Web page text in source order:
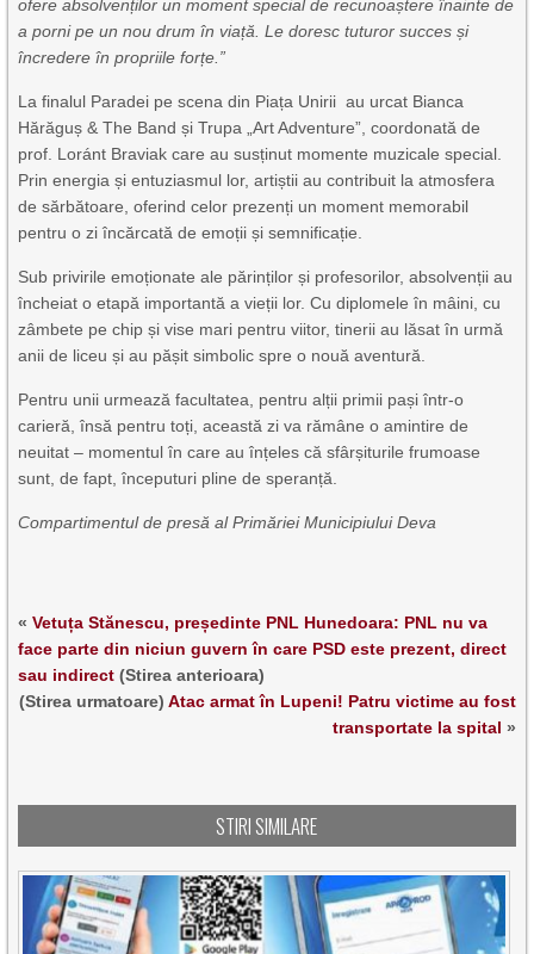
ofere absolvenților un moment special de recunoaștere înainte de
a porni pe un nou drum în viață. Le doresc tuturor succes și
încredere în propriile forțe.”
La finalul Paradei pe scena din Piața Unirii au urcat Bianca
Hărăguș & The Band și Trupa „Art Adventure”, coordonată de
prof. Loránt Braviak care au susținut momente muzicale special.
Prin energia și entuziasmul lor, artiștii au contribuit la atmosfera
de sărbătoare, oferind celor prezenți un moment memorabil
pentru o zi încărcată de emoții și semnificație.
Sub privirile emoționate ale părinților și profesorilor, absolvenții au
încheiat o etapă importantă a vieții lor. Cu diplomele în mâini, cu
zâmbete pe chip și vise mari pentru viitor, tinerii au lăsat în urmă
anii de liceu și au pășit simbolic spre o nouă aventură.
Pentru unii urmează facultatea, pentru alții primii pași într-o
carieră, însă pentru toți, această zi va rămâne o amintire de
neuitat – momentul în care au înțeles că sfârșiturile frumoase
sunt, de fapt, începuturi pline de speranță.
Compartimentul de presă al Primăriei Municipiului Deva
«Vetuța Stănescu, președinte PNL Hunedoara: PNL nu va
face parte din niciun guvern în care PSD este prezent, direct
sau indirect (Stirea anterioara)
(Stirea urmatoare) Atac armat în Lupeni! Patru victime au fost
transportate la spital »
STIRI SIMILARE